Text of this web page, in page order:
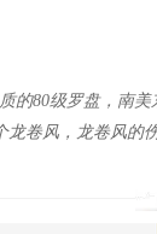
的80级罗盘，南美
龙卷风，龙卷风的